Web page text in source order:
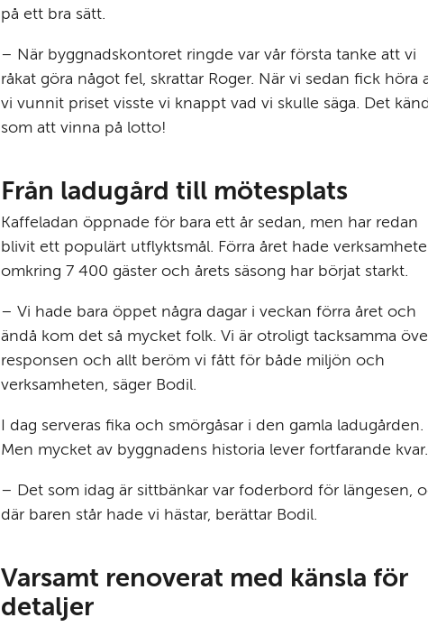
på ett bra sätt.
– När byggnadskontoret ringde var vår första tanke att vi
råkat göra något fel, skrattar Roger. När vi sedan fick höra
vi vunnit priset visste vi knappt vad vi skulle säga. Det
som att vinna på lotto!
Från ladugård till mötesplats
Kaffeladan öppnade för bara ett år sedan, men har redan
blivit ett populärt utflyktsmål. Förra året hade
omkring 7 400 gäster och årets säsong har börjat starkt.
– Vi hade bara öppet några dagar i veckan förra året och
ändå kom det så mycket folk. Vi är otroligt tacksamma
responsen och allt beröm vi fått för både miljön och
verksamheten, säger Bodil.
I dag serveras fika och smörgåsar i den gamla ladugården.
Men mycket av byggnadens historia lever fortfarande kvar.
– Det som idag är sittbänkar var foderbord för längesen,
där baren står hade vi hästar, berättar Bodil.
Varsamt renoverat med känsla för
detaljer